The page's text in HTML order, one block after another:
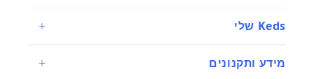
Keds שלי
מידע ותקנונים